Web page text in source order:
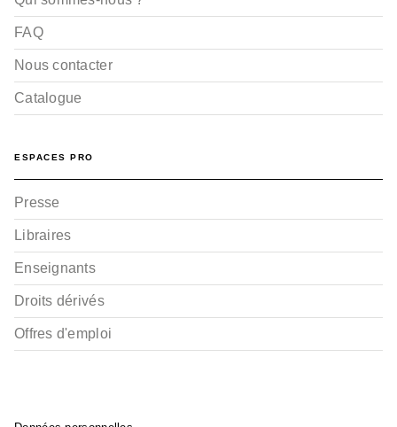
FAQ
Nous contacter
Catalogue
ESPACES PRO
Presse
Libraires
Enseignants
Droits dérivés
Offres d'emploi